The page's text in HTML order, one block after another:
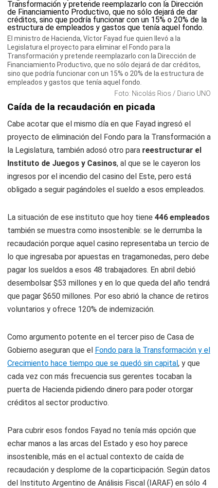
El ministro de Hacienda, Víctor Fayad fue quien llevó a la
Legislatura el proyecto para eliminar el Fondo para la
Transformación y pretende reemplazarlo con la Dirección de
Financiamiento Productivo, que no sólo dejará de dar créditos,
sino que podría funcionar con un 15% o 20% de la estructura de
empleados y gastos que tenía aquel fondo.
Foto: Nicolás Rios / Diario UNO
Caída de la recaudación en picada
Cabe acotar que el mismo día en que Fayad ingresó el
proyecto de eliminación del Fondo para la Transformación a
la Legislatura, también adosó otro para reestructurar el
Instituto de Juegos y Casinos, al que se le cayeron los
ingresos por el incendio del casino del Este, pero está
obligado a seguir pagándoles el sueldo a esos empleados.
La situación de ese instituto que hoy tiene 446 empleados
también se muestra como insostenible: se le derrumba la
recaudación porque aquel casino representaba un tercio de
lo que ingresaba por apuestas en tragamonedas, pero debe
pagar los sueldos a esos 48 trabajadores. En abril debió
desembolsar $53 millones y en lo que queda del año tendrá
que pagar $650 millones. Por eso abrió la chance de retiros
voluntarios y ofrece 120% de indemización.
Como argumento potente en el tercer piso de Casa de
Gobierno aseguran que el Fondo para la Transformación y el
Crecimiento hace tiempo que se quedó sin capital, y que
cada vez con más frecuencia sus gerentes tocaban la
puerta de Hacienda pidiendo dinero para poder otorgar
créditos al sector productivo.
Para cubrir esos fondos Fayad no tenía más opción que
echar manos a las arcas del Estado y eso hoy parece
insostenible, más en el actual contexto de caída de
recaudación y desplome de la coparticipación. Según datos
del Instituto Argentino de Análisis Fiscal (IARAF) en sólo 4